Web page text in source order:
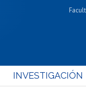
INVESTIGACIÓN